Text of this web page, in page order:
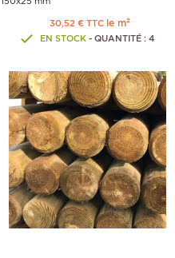
30,52 € TTC le m²
EN STOCK- QUANTITÉ : 4